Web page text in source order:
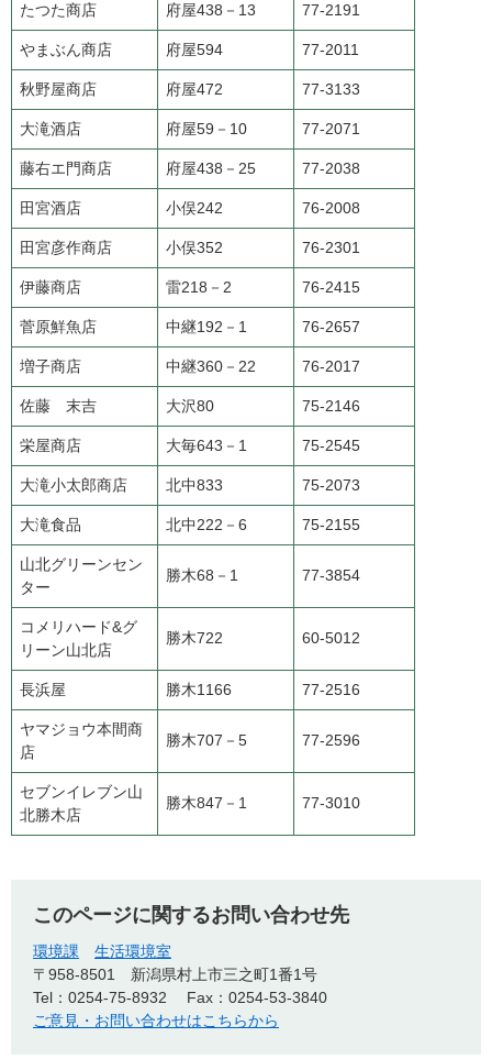
たつた商店 府屋438－13 77-2191
やまぶん商店 府屋594 77-2011
秋野屋商店 府屋472 77-3133
大滝酒店 府屋59－10 77-2071
藤右エ門商店 府屋438－25 77-2038
田宮酒店 小俣242 76-2008
田宮彦作商店 小俣352 76-2301
伊藤商店 雷218－2 76-2415
菅原鮮魚店 中継192－1 76-2657
増子商店 中継360－22 76-2017
佐藤 末吉 大沢80 75-2146
栄屋商店 大毎643－1 75-2545
大滝小太郎商店 北中833 75-2073
大滝食品 北中222－6 75-2155
山北グリーンセン
ター
勝木68－1 77-3854
コメリハード&グ
リーン山北店
勝木722 60-5012
長浜屋 勝木1166 77-2516
ヤマジョウ本間商
店
勝木707－5 77-2596
セブンイレブン山
北勝木店
勝木847－1 77-3010
このページに関するお問い合わせ先
環境課
生活環境室
〒958-8501
新潟県村上市三之町1番1号
Tel：0254-75-8932
Fax：0254-53-3840
ご意見・お問い合わせはこちらから